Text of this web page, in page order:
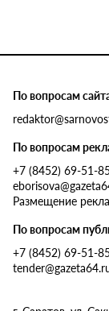
По вопросам
По вопросам
+7 (8452) 69-51-
Размещение
По вопросам
+7 (8452) 69-51-